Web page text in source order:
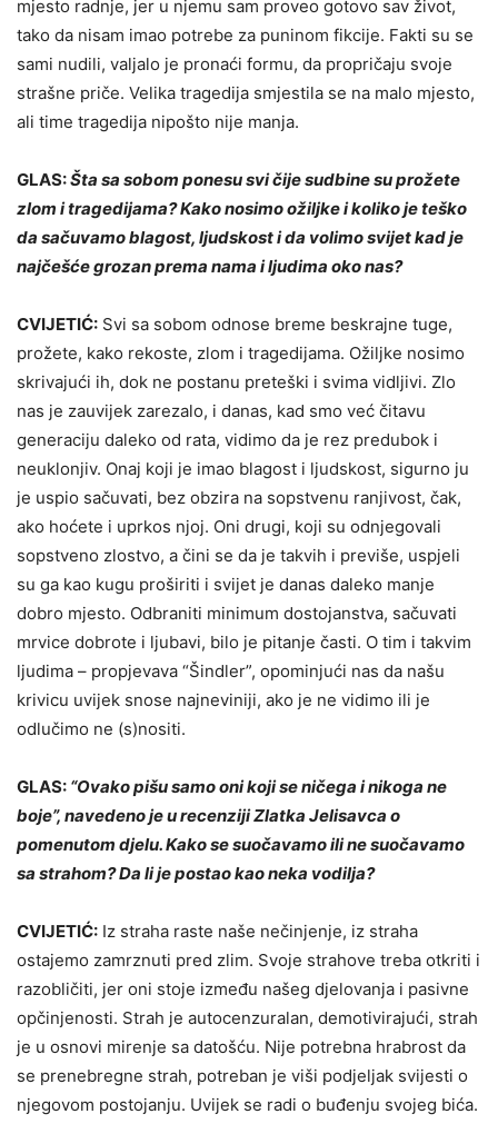
mjesto radnje, jer u njemu sam proveo gotovo sav život,
tako da nisam imao potrebe za puninom fikcije. Fakti su se
sami nudili, valjalo je pronaći formu, da propričaju svoje
strašne priče. Velika tragedija smjestila se na malo mjesto,
ali time tragedija nipošto nije manja.
GLAS:Šta sa sobom ponesu svi čije sudbine su prožete
zlom i tragedijama? Kako nosimo ožiljke i koliko je teško
da sačuvamo blagost, ljudskost i da volimo svijet kad je
najčešće grozan prema nama i ljudima oko nas?
CVIJETIĆ: Svi sa sobom odnose breme beskrajne tuge,
prožete, kako rekoste, zlom i tragedijama. Ožiljke nosimo
skrivajući ih, dok ne postanu preteški i svima vidljivi. Zlo
nas je zauvijek zarezalo, i danas, kad smo već čitavu
generaciju daleko od rata, vidimo da je rez predubok i
neuklonjiv. Onaj koji je imao blagost i ljudskost, sigurno ju
je uspio sačuvati, bez obzira na sopstvenu ranjivost, čak,
ako hoćete i uprkos njoj. Oni drugi, koji su odnjegovali
sopstveno zlostvo, a čini se da je takvih i previše, uspjeli
su ga kao kugu proširiti i svijet je danas daleko manje
dobro mjesto. Odbraniti minimum dostojanstva, sačuvati
mrvice dobrote i ljubavi, bilo je pitanje časti. O tim i takvim
ljudima – propjevava “Šindler”, opominjući nas da našu
krivicu uvijek snose najneviniji, ako je ne vidimo ili je
odlučimo ne (s)nositi.
GLAS: “Ovako pišu samo oni koji se ničega i nikoga ne
boje”, navedeno je u recenziji Zlatka Jelisavca o
pomenutom djelu. Kako se suočavamo ili ne suočavamo
sa strahom? Da li je postao kao neka vodilja?
CVIJETIĆ: Iz straha raste naše nečinjenje, iz straha
ostajemo zamrznuti pred zlim. Svoje strahove treba otkriti i
razobličiti, jer oni stoje između našeg djelovanja i pasivne
opčinjenosti. Strah je autocenzuralan, demotivirajući, strah
je u osnovi mirenje sa datošću. Nije potrebna hrabrost da
se prenebregne strah, potreban je viši podjeljak svijesti o
njegovom postojanju. Uvijek se radi o buđenju svojeg bića.